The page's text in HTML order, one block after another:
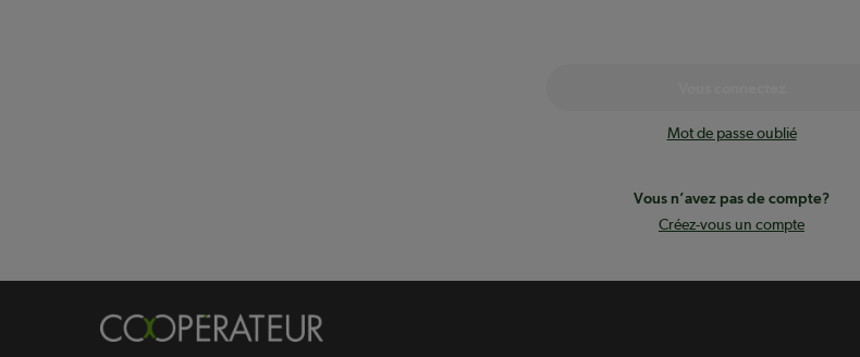
Mot de passe oublié
Vous n’avez pas de compte?
Créez-vous un compte